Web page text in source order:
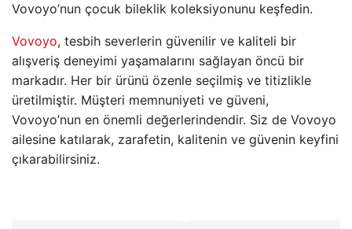
Vovoyo’nun çocuk bileklik koleksiyonunu keşfedin.
Vovoyo, tesbih severlerin güvenilir ve kaliteli bir
alışveriş deneyimi yaşamalarını sağlayan öncü bir
markadır. Her bir ürünü özenle seçilmiş ve titizlikle
üretilmiştir. Müşteri memnuniyeti ve güveni,
Vovoyo’nun en önemli değerlerindendir. Siz de Vovoyo
ailesine katılarak, zarafetin, kalitenin ve güvenin keyfini
çıkarabilirsiniz.